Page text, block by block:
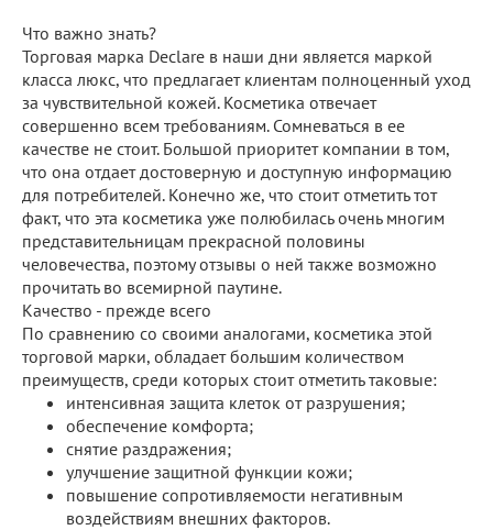
Что важно знать?
Торговая марка Declare в наши дни является маркой
класса люкс, что предлагает клиентам полноценный уход
за чувствительной кожей. Косметика отвечает
совершенно всем требованиям. Сомневаться в ее
качестве не стоит. Большой приоритет компании в том,
что она отдает достоверную и доступную информацию
для потребителей. Конечно же, что стоит отметить тот
факт, что эта косметика уже полюбилась очень многим
представительницам прекрасной половины
человечества, поэтому отзывы о ней также возможно
прочитать во всемирной паутине.
Качество - прежде всего
По сравнению со своими аналогами, косметика этой
торговой марки, обладает большим количеством
преимуществ, среди которых стоит отметить таковые:
интенсивная защита клеток от разрушения;
обеспечение комфорта;
снятие раздражения;
улучшение защитной функции кожи;
повышение сопротивляемости негативным
воздействиям внешних факторов.